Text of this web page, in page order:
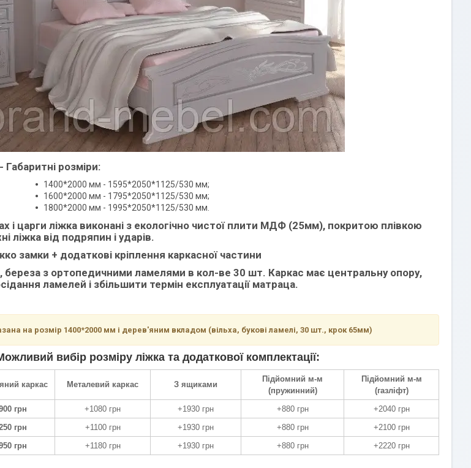
розміри:
1400*2000 мм - 1595*2050*1125/530 мм;
1600*2000 мм - 1795*2050*1125/530 мм;
1800*2000 мм - 1995*2050*1125/530 мм.
і царги ліжка виконані з екологічно чистої плити МДФ (25мм), покритою плівкою
ліжка від подряпин і ударів.
замки + додаткові кріплення каркасної частини
береза з ортопедичними ламелями в кол-ве 30 шт. Каркас має центральну опору,
ламелей і збільшити термін експлуатації матраца.
на розмір 1400*2000 мм і дерев'яним вкладом (вільха, букові ламелі, 30 шт., крок 65мм)
вибір розміру ліжка та додаткової комплектації:
каркас Металевий каркас З ящиками
Підйомний м-м
(пружинний)
Підйомний м-м
(газліфт)
грн +1080 грн +1930 грн +880 грн
+2040 грн
грн +1100 грн +1930 грн +880 грн
+2100 грн
грн +1180 грн +1930 грн +880 грн +2220 грн